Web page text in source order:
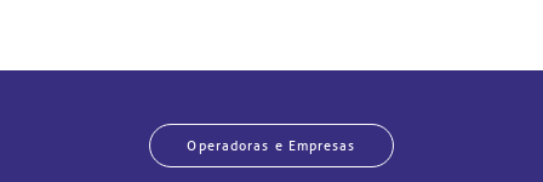
Operadoras e Empresas